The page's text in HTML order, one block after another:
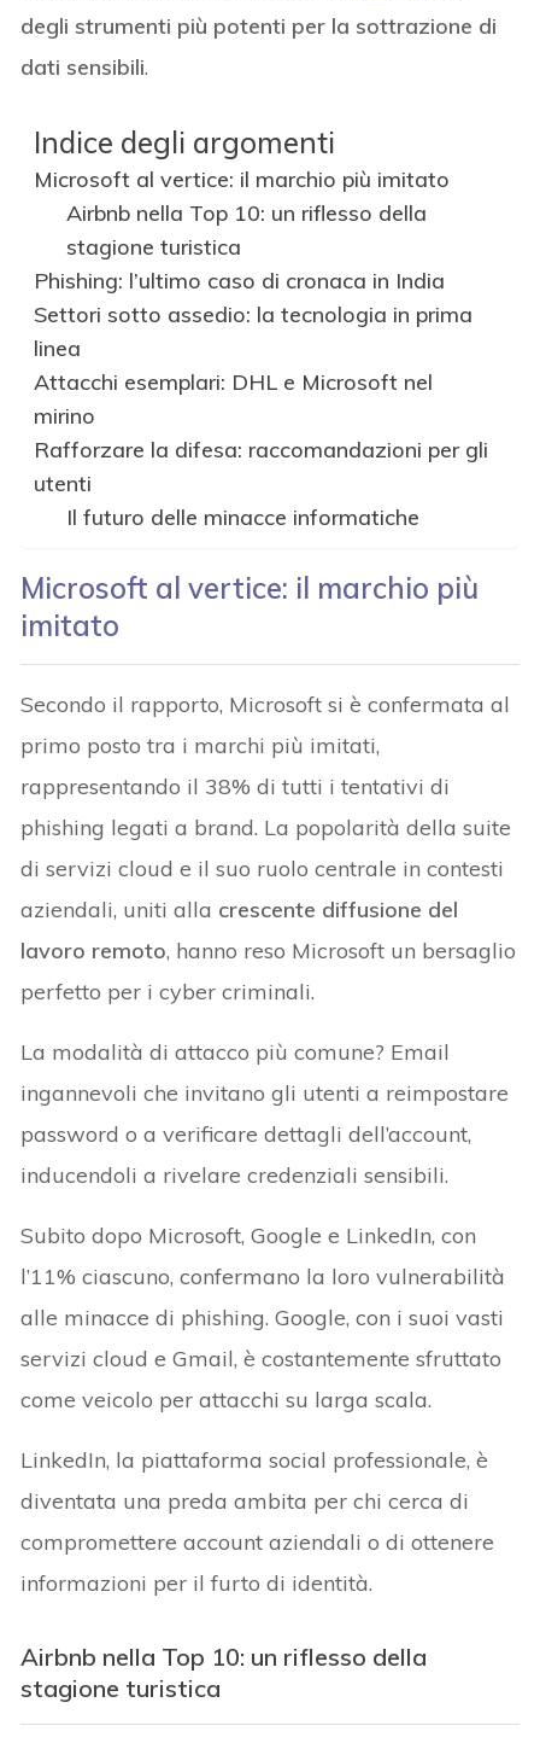
degli strumenti più potenti per la sottrazione di
dati sensibili.
Indice degli argomenti
Microsoft al vertice: il marchio più imitato
Airbnb nella Top 10: un riflesso della
stagione turistica
Phishing: l’ultimo caso di cronaca in India
Settori sotto assedio: la tecnologia in prima
linea
Attacchi esemplari: DHL e Microsoft nel
mirino
Rafforzare la difesa: raccomandazioni per gli
utenti
Il futuro delle minacce informatiche
Microsoft al vertice: il marchio più
imitato
Secondo il rapporto, Microsoft si è confermata al
primo posto tra i marchi più imitati,
rappresentando il 38% di tutti i tentativi di
phishing legati a brand. La popolarità della suite
di servizi cloud e il suo ruolo centrale in contesti
aziendali, uniti alla crescente diffusione del
lavoro remoto, hanno reso Microsoft un bersaglio
perfetto per i cyber criminali.
La modalità di attacco più comune? Email
ingannevoli che invitano gli utenti a reimpostare
password o a verificare dettagli dell’account,
inducendoli a rivelare credenziali sensibili.
Subito dopo Microsoft, Google e LinkedIn, con
l’11% ciascuno, confermano la loro vulnerabilità
alle minacce di phishing. Google, con i suoi vasti
servizi cloud e Gmail, è costantemente sfruttato
come veicolo per attacchi su larga scala.
LinkedIn, la piattaforma social professionale, è
diventata una preda ambita per chi cerca di
compromettere account aziendali o di ottenere
informazioni per il furto di identità.
Airbnb nella Top 10: un riflesso della
stagione turistica